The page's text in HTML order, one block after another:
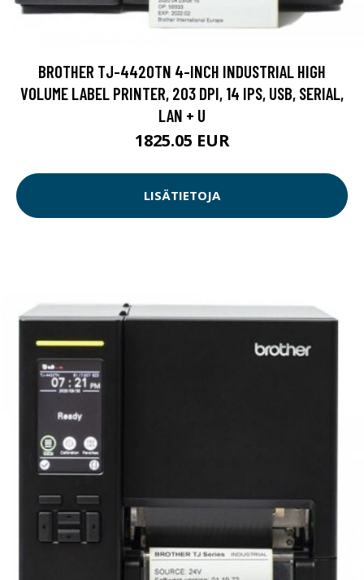
BROTHER TJ-4420TN 4-INCH INDUSTRIAL HIGH
VOLUME LABEL PRINTER, 203 DPI, 14 IPS, USB, SERIAL,
LAN + U
1825.05 EUR
LISÄTIETOJA